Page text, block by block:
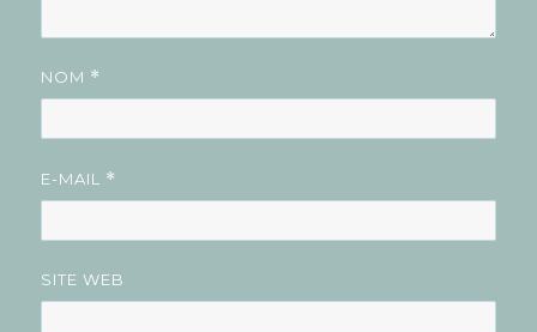
NOM *
E-MAIL *
SITE WEB